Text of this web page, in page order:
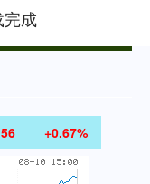
成
+0.67%